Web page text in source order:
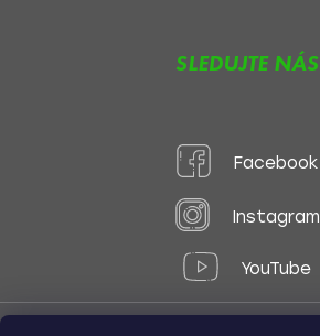
SLEDUJTE NÁS
Facebook
Instagram
YouTube